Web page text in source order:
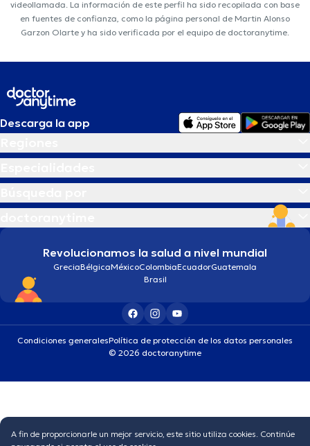
videollamada. La información de este perfil ha sido recopilada con base
en fuentes de confianza, como la página personal de Martin Alonso
Garzon Olarte y ha sido verificada por el equipo de doctoranytime.
Descarga la app
Revolucionamos la salud a nivel mundial
GreciaBélgicaMéxicoColombiaEcuadorGuatemala
Brasil
Condiciones generalesPolítica de protección de los datos personales
© 2026 doctoranytime
A fin de proporcionarle un mejor servicio, este sitio utiliza cookies. Continúe